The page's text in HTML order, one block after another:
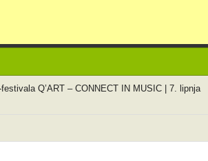
Q’ART – CONNECT IN MUSIC | 7. lipnja